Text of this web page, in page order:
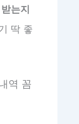
는지
딱 좋
역 꼼